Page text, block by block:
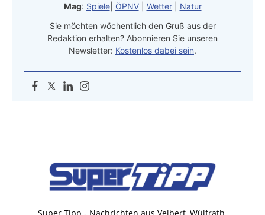
Mag: Spiele| ÖPNV| Wetter| Natur
Sie möchten wöchentlich den Gruß aus der
Redaktion erhalten? Abonnieren Sie unseren
Newsletter: Kostenlos dabei sein.